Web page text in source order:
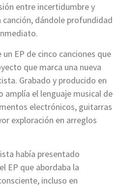
entre incertidumbre y
dándole profundidad
EP de cinco canciones que
que marca una nueva
Grabado y producido en
amplía el lenguaje musical de
electrónicos, guitarras
exploración en arreglos
había presentado
EP que abordaba la
incluso en